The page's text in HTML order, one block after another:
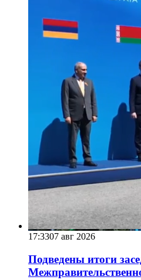
17:3307 авг 2026
Подведены итоги